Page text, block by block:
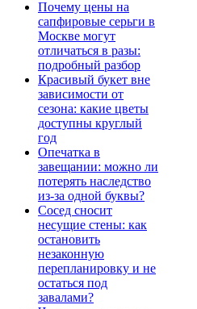
Почему цены на
сапфировые серьги в
Москве могут
отличаться в разы:
подробный разбор
Красивый букет вне
зависимости от
сезона: какие цветы
доступны круглый
год
Опечатка в
завещании: можно ли
потерять наследство
из-за одной буквы?
Сосед сносит
несущие стены: как
остановить
незаконную
перепланировку и не
остаться под
завалами?